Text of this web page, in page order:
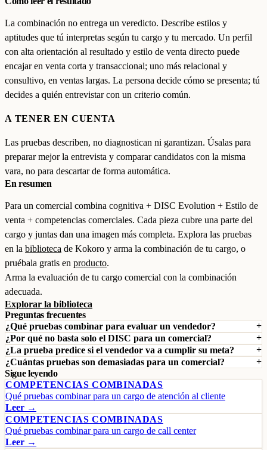
La combinación no entrega un veredicto. Describe estilos y
aptitudes que tú interpretas según tu cargo y tu mercado. Un perfil
con alta orientación al resultado y estilo de venta directo puede
encajar en venta corta y transaccional; uno más relacional y
consultivo, en ventas largas. La persona decide cómo se presenta; tú
decides a quién entrevistar con un criterio común.
A TENER EN CUENTA
Las pruebas describen, no diagnostican ni garantizan. Úsalas para
preparar mejor la entrevista y comparar candidatos con la misma
vara, no para descartar de forma automática.
En resumen
Para un comercial combina cognitiva + DISC Evolution + Estilo de
venta + competencias comerciales. Cada pieza cubre una parte del
cargo y juntas dan una imagen más completa. Explora las pruebas
en la biblioteca de Kokoro y arma la combinación de tu cargo, o
pruébala gratis en producto.
Arma la evaluación de tu cargo comercial con la combinación
adecuada.
Explorar la biblioteca
Preguntas frecuentes
¿Qué pruebas combinar para evaluar un vendedor?
¿Por qué no basta solo el DISC para un comercial?
¿La prueba predice si el vendedor va a cumplir su meta?
¿Cuántas pruebas son demasiadas para un comercial?
Sigue leyendo
COMPETENCIAS COMBINADAS
Qué pruebas combinar para un cargo de atención al cliente
Leer →
COMPETENCIAS COMBINADAS
Qué pruebas combinar para un cargo de call center
Leer →